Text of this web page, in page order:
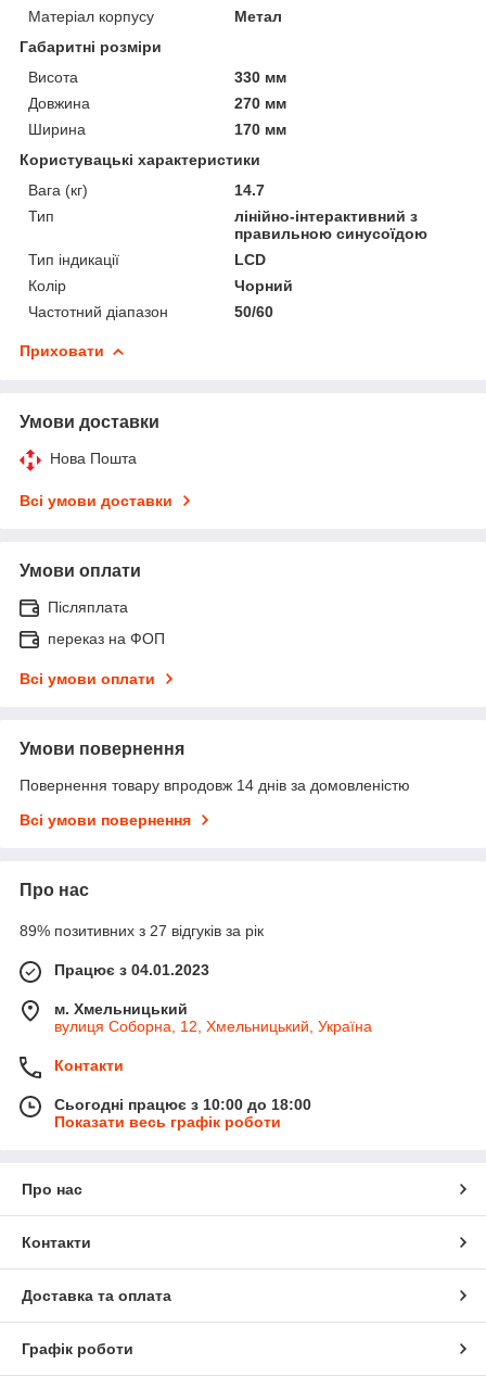
Матеріал корпусу
Метал
Габаритні розміри
Висота
330 мм
Довжина
270 мм
Ширина
170 мм
Користувацькі характеристики
Вага (кг)
14.7
Тип
лінійно-інтерактивний з
правильною синусоїдою
Тип індикації
LCD
Колір
Чорний
Частотний діапазон
50/60
Приховати
Умови доставки
Нова Пошта
Всі умови доставки
Умови оплати
Післяплата
переказ на ФОП
Всі умови оплати
Умови повернення
Повернення товару впродовж 14 днів за домовленістю
Всі умови повернення
Про нас
89% позитивних з 27 відгуків за рік
Працює з 04.01.2023
м. Хмельницький
вулиця Соборна, 12, Хмельницький, Україна
Контакти
Сьогодні працює з 10:00 до 18:00
Показати весь графік роботи
Про нас
Контакти
Доставка та оплата
Графік роботи